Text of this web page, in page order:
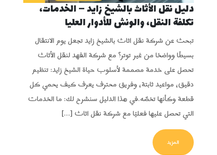
دليل نقل الأثاث بالشيخ زايد – الخدمات،
تكلفة النقل، والونش للأدوار العليا
تبحث عن شركة نقل اثاث بالشيخ زايد تجعل يوم الانتقال
بسيطًا وواضحًا من غير توتر؟ مع شركة الفهد لنقل الأثاث
تحصل على خدمة مصممة لأسلوب حياة الشيخ زايد: تنظيم
دقيق، مواعيد ثابتة، وفريق محترف يعرف كيف يحمي كل
قطعة وكأنها تخصّه.في هذا الدليل سنشرح لك: ما الخدمات
التي تحصل عليها فعليًا مع شركة نقل اثاث […]
المزيدFROM دليل نقل الأثاث بالشيخ زايد – الخدمات، تكلفة النقل، والونش للأدوار العليا